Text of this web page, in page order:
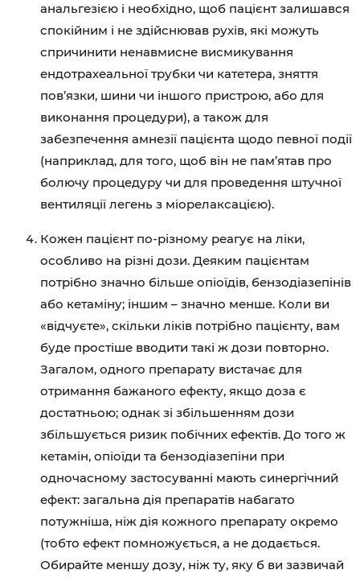
анальгезією і необхідно, щоб пацієнт залишався
спокійним і не здійснював рухів, які можуть
спричинити ненавмисне висмикування
ендотрахеальної трубки чи катетера, зняття
пов’язки, шини чи іншого пристрою, або для
виконання процедури), а також для
забезпечення амнезії пацієнта щодо певної події
(наприклад, для того, щоб він не пам’ятав про
болючу процедуру чи для проведення штучної
вентиляції легень з міорелаксацією).
Кожен пацієнт по-різному реагує на ліки,
особливо на різні дози. Деяким пацієнтам
потрібно значно більше опіоїдів, бензодіазепінів
або кетаміну; іншим – значно менше. Коли ви
«відчуєте», скільки ліків потрібно пацієнту, вам
буде простіше вводити такі ж дози повторно.
Загалом, одного препарату вистачає для
отримання бажаного ефекту, якщо доза є
достатньою; однак зі збільшенням дози
збільшується ризик побічних ефектів. До того ж
кетамін, опіоїди та бензодіазепіни при
одночасному застосуванні мають синергічний
ефект: загальна дія препаратів набагато
потужніша, ніж дія кожного препарату окремо
(тобто ефект помножується, а не додається.
Обирайте меншу дозу, ніж ту, яку б ви зазвичай